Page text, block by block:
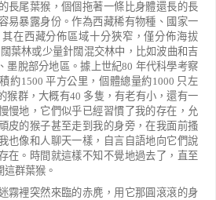
長尾葉猴，個個拖著一條比身體還長的長
易暴露身份。作為西藏稀有物種、國家一
在西藏分佈區域十分狹窄，僅分佈海拔
葉林或少量針闊混交林中，比如波曲和吉
墨脫部分地區。據上世紀80 年代科學考察
約1500平方公里，個體總量約1000 只左
猴群，大概有40 多隻，有老有小，還有一
慢地，它們似乎已經習慣了我的存在，允
皮的猴子甚至走到我的身旁，在我面前搔
也像和人聊天一樣，自言自語地向它們說
在。時間就這樣不知不覺地過去了，直至
群葉猴。
霧裡突然來臨的赤麂，用它那圓滾滾的身